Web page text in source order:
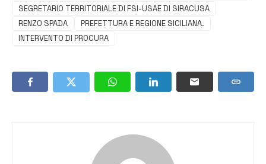
SEGRETARIO TERRITORIALE DI FSI-USAE DI SIRACUSA
RENZO SPADA
PREFETTURA E REGIONE SICILIANA.
INTERVENTO DI PROCURA